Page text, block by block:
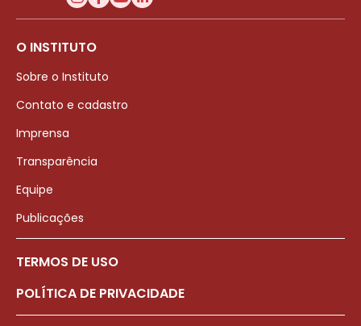
O INSTITUTO
Sobre o Instituto
Contato e cadastro
Imprensa
Transparência
Equipe
Publicações
TERMOS DE USO
POLÍTICA DE PRIVACIDADE